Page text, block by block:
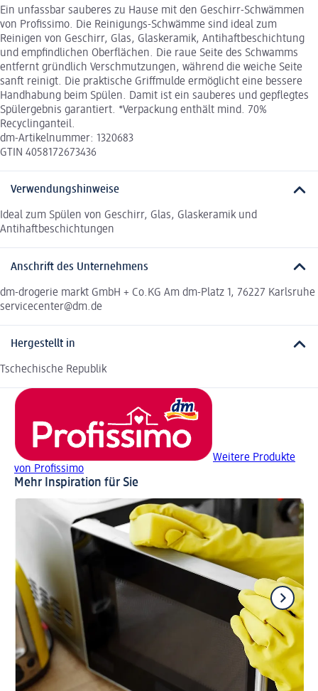
Ein unfassbar sauberes zu Hause mit den Geschirr-Schwämmen
von Profissimo. Die Reinigungs-Schwämme sind ideal zum
Reinigen von Geschirr, Glas, Glaskeramik, Antihaftbeschichtung
und empfindlichen Oberflächen. Die raue Seite des Schwamms
entfernt gründlich Verschmutzungen, während die weiche Seite
sanft reinigt. Die praktische Griffmulde ermöglicht eine bessere
Handhabung beim Spülen. Damit ist ein sauberes und gepflegtes
Spülergebnis garantiert. *Verpackung enthält mind. 70%
Recyclinganteil.
dm-Artikelnummer: 1320683
GTIN 4058172673436
Verwendungshinweise
Ideal zum Spülen von Geschirr, Glas, Glaskeramik und
Antihaftbeschichtungen
Anschrift des Unternehmens
dm-drogerie markt GmbH + Co.KG Am dm-Platz 1, 76227 Karlsruhe
servicecenter@dm.de
Hergestellt in
Tschechische Republik
Weitere Produkte
von Profissimo
Mehr Inspiration für Sie